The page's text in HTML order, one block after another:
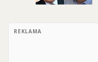
REKLAMA